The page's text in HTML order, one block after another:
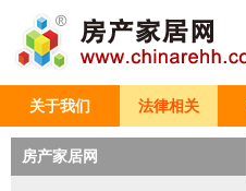
关于我们 法律相关
房产家居网